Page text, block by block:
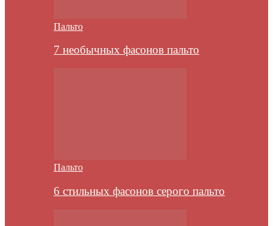
Пальто
7 необычных фасонов пальто
Пальто
6 стильных фасонов серого пальто